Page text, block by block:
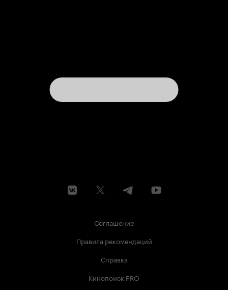
Соглашение
Правила рекомендаций
Справка
Кинопоиск PRO